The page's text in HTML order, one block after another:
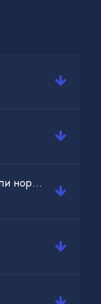
Чо ты лысый планы планы или нормалтаки